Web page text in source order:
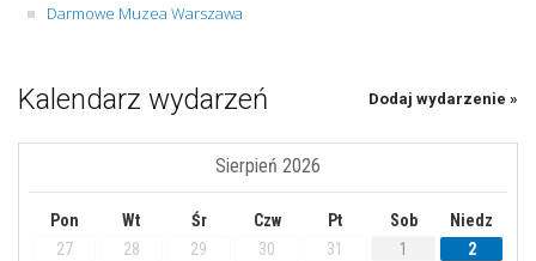
Darmowe Muzea Warszawa
Kalendarz wydarzeń Dodaj wydarzenie »
Sierpień 2026
Pon Wt Śr Czw Pt Sob
Niedz
27
28 29 30 31 1
2